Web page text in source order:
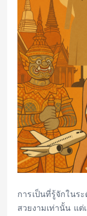
การเป็นที่รู้จักในร
สวยงามเท่านั้น แต่